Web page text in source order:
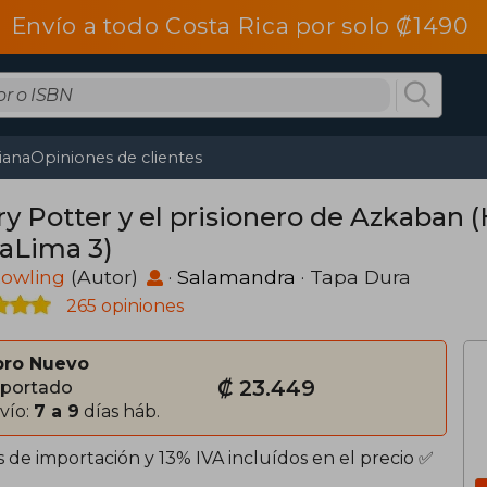
Envío a todo Costa Rica por solo ₡1490
Opiniones de clientes
Potter y el prisionero de Azkaban
3)
(Autor) · Salamandra · Tapa Dura
265 opiniones
Nuevo
7 a 9 días háb.
₡ 23.449
de importación y 13% IVA incluídos en el precio ✅